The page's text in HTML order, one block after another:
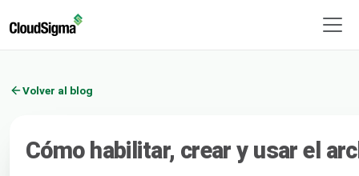
Volver al blog
Cómo habilitar, crear y usar el